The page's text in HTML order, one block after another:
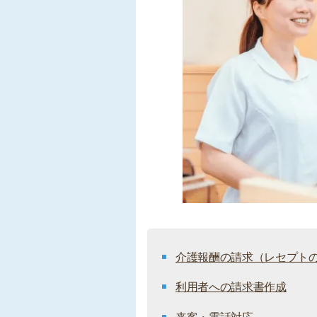
介護報酬の請求（レセプト
利用者への請求書作成